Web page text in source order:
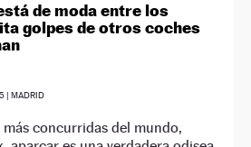
de moda entre los
golpes de otros coches
| MADRID
más concurridas del mundo,